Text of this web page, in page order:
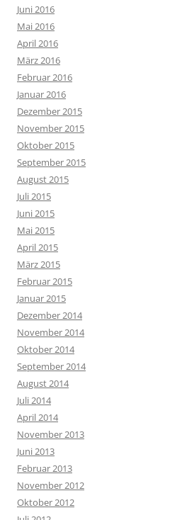
Juni 2016
Mai 2016
April 2016
März 2016
Februar 2016
Januar 2016
Dezember 2015
November 2015
Oktober 2015
September 2015
August 2015
Juli 2015
Juni 2015
Mai 2015
April 2015
März 2015
Februar 2015
Januar 2015
Dezember 2014
November 2014
Oktober 2014
September 2014
August 2014
Juli 2014
April 2014
November 2013
Juni 2013
Februar 2013
November 2012
Oktober 2012